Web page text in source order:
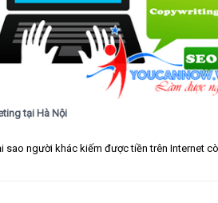
tại Hà Nội
sao người khác kiếm được tiền trên Internet